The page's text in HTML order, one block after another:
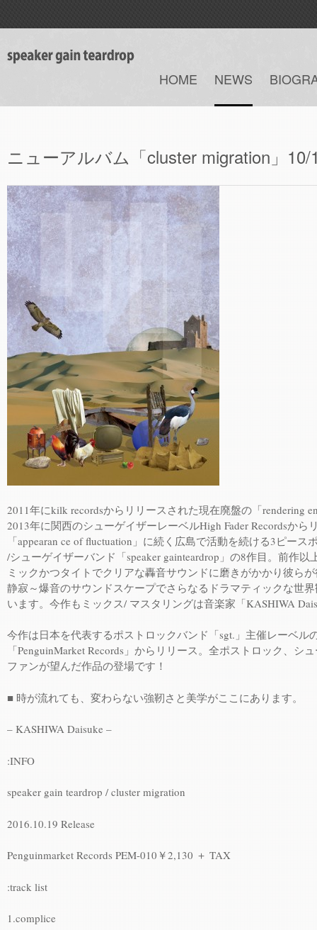
HOME NEWS
ニューアルバム「cluster migration」
2011年にkilk recordsからリリースされた現在廃盤の「rendering
2013年に関西のシューゲイザーレーベルHigh Fader Recordsから
「appearan ce of fluctuation」に続く広島で活動を続ける3ピース
/シューゲイザーバンド「speaker gainteardrop」の8作目。前作以
ミックかつタイトでクリアな轟音サウンドに磨きがかかり彼ら
静寂～爆音のサウンドスケープでさらなるドラマティックな世
います。今作もミックス/ マスタリングは音楽家「KASHIWA
今作は日本を代表するポストロックバンド「sgt.」主催レーベル
「PenguinMarket Records」からリリース。全ポストロック、シ
ファンが望んだ作品の登場です！
■ 時が流れても、変わらない強靭さと美学がここにあります。
– KASHIWA Daisuke –
:INFO
speaker gain teardrop / cluster migration
2016.10.19 Release
Penguinmarket Records PEM-010￥2,130 ＋ TAX
:track list
1.complice